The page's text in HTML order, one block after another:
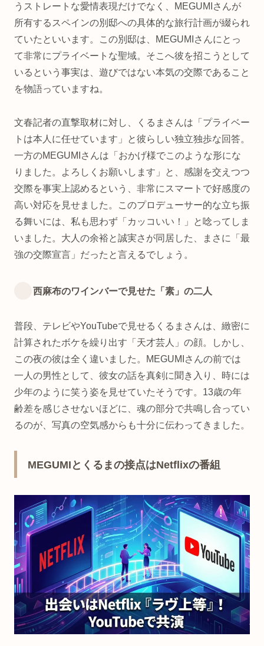
うストレートな愛情表現だけでなく、MEGUMIさんが
所有するスペインの別邸への具体的な旅行計画が綴られ
ていたといいます。この別邸は、MEGUMIさんにとっ
て非常にプライベートな聖域。そこへ彼を招こうとして
いるという事実は、遊びではない本気の交際であること
を物語っていますね。
文春記者の直撃取材に対し、くるまさんは「プライベー
トは本人に任せています」と彼らしい独立独歩な回答。
一方のMEGUMIさんは「おかげ様でこのような形にな
りました。よろしくお願いします」と、感謝を交えつつ
交際を事実上認めるという、非常にスマートで好感度の
高い対応を見せました。このプロデューサー的な立ち振
る舞いには、私も思わず「カッコいい！」と唸ってしま
いました。大人の余裕と誠実さが同居した、まさに「最
強の交際宣言」だったと言えるでしょう。
西麻布のワインバーで見せた「素」の二人
普段、テレビやYouTubeで見せるくるまさんは、緻密に
計算されたボケを繰り出す「天才芸人」の顔。しかし、
この夜の彼は全く違いました。MEGUMIさんの前では
一人の男性として、彼女の話を真剣に聞き入り、時には
少年のように笑う姿を見せていたそうです。13歳の年
齢差を感じさせないほどに、魂の部分で共鳴し合ってい
るのが、写真の空気感からも十分に伝わってきました。
MEGUMIとくるまの接点はNetflixの番組